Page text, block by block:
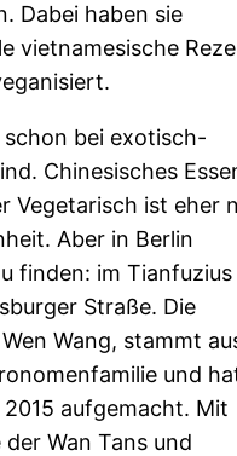
Dabei haben sie
vietnamesische
schon bei exotisch-
Chinesisches
Vegetarisch ist eher
Aber in Berlin
finden: im Tianfuzius
Straße. Die
Wang, stammt
und
aufgemacht. Mit
der Wan Tans und